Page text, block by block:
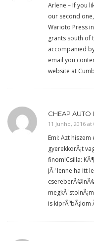
Arlene – If you
our second
Warioto Press
grants south of
accompanied
email you
website at
CHEAP AUTO
11 Junho, 2016 at
Emi: Azt
gyerekkorÃ¡t
finom!Csilla:
jÃ³ lenne ha itt
is kiprÃ³bÃ¡lom